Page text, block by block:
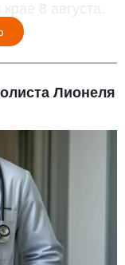
8 августа.
Лионеля